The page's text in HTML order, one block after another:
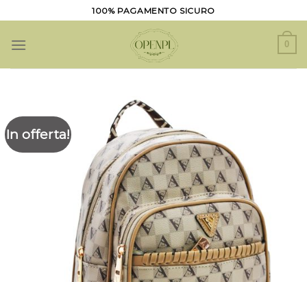
ai
contenuti
100% PAGAMENTO SICURO
0
In offerta!